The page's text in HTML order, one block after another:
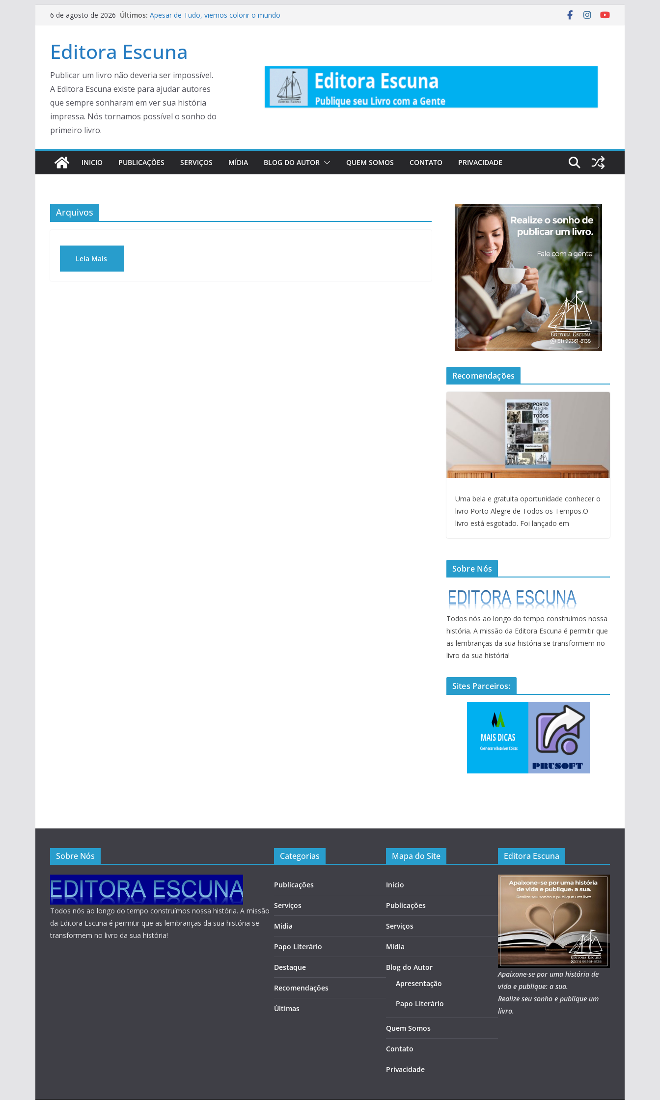
Pular
conteúdo
6 de agosto de 2026 Últimos: Apesar de Tudo, viemos colorir o mundo
crônias.
Editora Escuna
Publicar um livro não deveria ser impossível.
A Editora Escuna existe para ajudar autores
que sempre sonharam em ver sua história
impressa. Nós tornamos possível o sonho do
primeiro livro.
INICIO PUBLICAÇÕES SERVIÇOS MÍDIA BLOG DO AUTOR QUEM SOMOS CONTATO PRIVACIDADE
Arquivos
Recomendações
Uma bela e gratuita oportunidade conhecer o
livro Porto Alegre de Todos os Tempos.O
livro está esgotado. Foi lançado em
Sobre Nós
Todos nós ao longo do tempo construímos nossa
história. A missão da Editora Escuna é permitir que
as lembranças da sua história se transformem no
livro da sua história!
Sites Parceiros:
Sobre Nós
Todos nós ao longo do tempo construímos nossa história. A missão
da Editora Escuna é permitir que as lembranças da sua história se
transformem no livro da sua história!
Categorias
Publicações
Serviços
Midia
Papo Literário
Destaque
Recomendações
Últimas
Mapa do Site
Inicio
Publicações
Serviços
Mídia
Blog do Autor
Apresentação
Papo Literário
Quem Somos
Contato
Privacidade
Editora Escuna
Apaixone-se por uma história de
vida e publique: a sua.
Realize seu sonho e publique um
livro.